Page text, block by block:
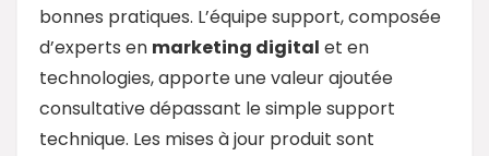
bonnes pratiques. L’équipe support, composée
d’experts en marketing digital et en
technologies, apporte une valeur ajoutée
consultative dépassant le simple support
technique. Les mises à jour produit sont